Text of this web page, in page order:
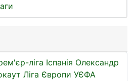
ліга Іспанія Олександр
Ліга Європи УЄФА